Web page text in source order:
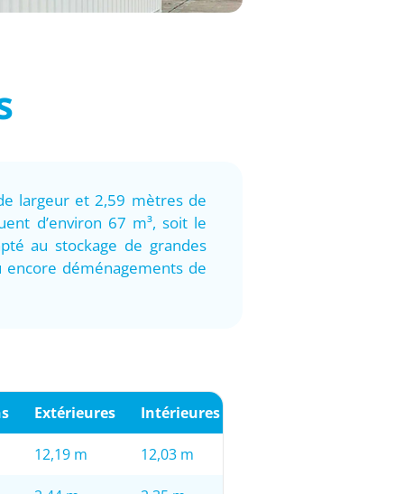
largeur et 2,59 mètres de
d’environ 67 m³, soit le
au stockage de grandes
déménagements de
Extérieures Intérieures
12,19 m 12,03 m